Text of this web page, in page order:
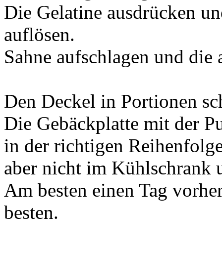
Die Gelatine ausdrücken
auflösen.
Sahne aufschlagen und
Den Deckel in Portionen
Die Gebäckplatte mit der
in der richtigen
aber nicht im Kühlschrank
Am besten einen Tag
besten.